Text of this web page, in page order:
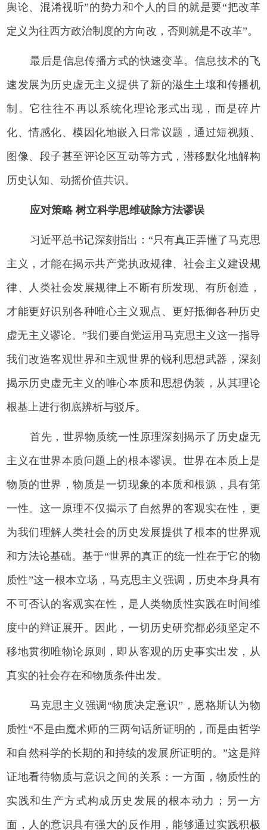
舆论、混淆视听”的势力和个人的目的就是要“把改革
定义为往西方政治制度的方向改，否则就是不改革”。
最后是信息传播方式的快速变革。信息技术的飞
速发展为历史虚无主义提供了新的滋生土壤和传播机
制。它往往不再以系统化理论形式出现，而是碎片
化、情感化、模因化地嵌入日常议题，通过短视频、
图像、段子甚至评论区互动等方式，潜移默化地解构
历史认知、动摇价值共识。
应对策略 树立科学思维破除方法谬误
习近平总书记深刻指出：“只有真正弄懂了马克思
主义，才能在揭示共产党执政规律、社会主义建设规
律、人类社会发展规律上不断有所发现、有所创造，
才能更好识别各种唯心主义观点、更好抵御各种历史
虚无主义谬论。”我们要自觉运用马克思主义这一指导
我们改造客观世界和主观世界的锐利思想武器，深刻
揭示历史虚无主义的唯心本质和思想伪装，从其理论
根基上进行彻底辨析与驳斥。
首先，世界物质统一性原理深刻揭示了历史虚无
主义在世界本质问题上的根本谬误。世界在本质上是
物质的世界，物质是一切现象的本质和根源，具有第
一性。这一原理不仅揭示了自然界的客观实在性，更
为我们理解人类社会的历史发展提供了根本的世界观
和方法论基础。基于“世界的真正的统一性在于它的物
质性”这一根本立场，马克思主义强调，历史本身具有
不可否认的客观实在性，是人类物质性实践在时间维
度中的辩证展开。因此，一切历史研究都必须坚定不
移地贯彻唯物论原则，即从客观的历史事实出发，从
真实的社会存在和物质条件出发。
马克思主义强调“物质决定意识”，恩格斯认为物
质性“不是由魔术师的三两句话所证明的，而是由哲学
和自然科学的长期的和持续的发展所证明的。”这是辩
证地看待物质与意识之间的关系：一方面，物质性的
实践和生产方式构成历史发展的根本动力；另一方
面，人的意识具有强大的反作用，能够通过实践积极